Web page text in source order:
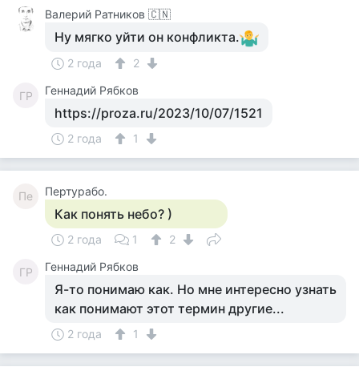
Валерий Ратников 🇨🇳
Ну мягко уйти он конфликта.
2 года 2
ГР Геннадий Рябков
https://proza.ru/2023/10/07/1521
2 года 1
Пе Пертурабо.
Как понять небо? )
2 года 1 2
ГР Геннадий Рябков
Я-то понимаю как. Но мне интересно узнать
как понимают этот термин другие...
2 года 1